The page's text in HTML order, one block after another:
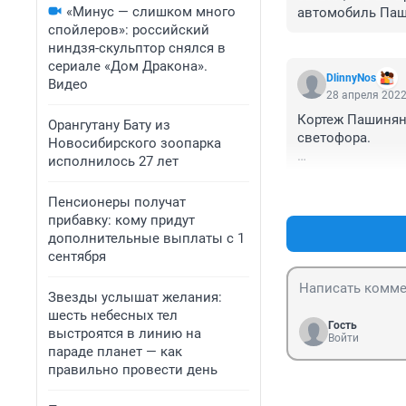
«Минус — слишком много
спойлеров»: российский
ниндзя-скульптор снялся в
сериале «Дом Дракона».
Видео
Орангутану Бату из
Новосибирского зоопарка
исполнилось 27 лет
Пенсионеры получат
прибавку: кому придут
дополнительные выплаты с 1
сентября
Звезды услышат желания:
шесть небесных тел
выстроятся в линию на
параде планет — как
правильно провести день
автомобиль
DlinnyNos
28 апреля
Кортеж
светофора.
Про двойное
что
Командир,
Наезд
Сона
Heroes", и
Гость
Войти